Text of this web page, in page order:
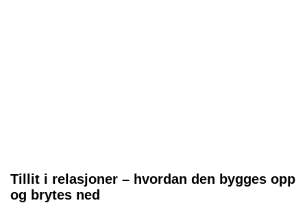
Tillit i relasjoner – hvordan den bygges opp
og brytes ned